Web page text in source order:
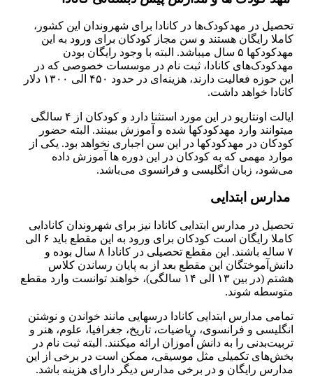
تحصیل در مهدکودک‌ها در کانادا برای شهروندان این کشور،
کاملا رایگان هستند و سن مجاز کودکان برای ورود به این
مهدکودک­ها ۵ سال می­باشد. البته با وجود رایگان بودن
مهدکودک‌های کانادا، ثبت نام در موسسات خصوصی که در
این حوزه فعالیت دارند، هزینه‌ای در حدود ۴۵۰ الی ۱۳۰۰ دلار
کانادا خواهد داشت.
ایالت اونتاریو در این مورد استثنا دارد و کودکان از ۴ سالگی
می­توانند وارد مهدکودک­ها شده و آموزش ببینند. البته حضور
کودکان در مهدکودک­ها در این سن اجباری نخواهد بود. یکی از
موارد مهمی که به کودکان در این دوره ها آموزش داده
می‌شود، زبان انگلیسی و فرانسوی می‌باشد.
مدارس ابتدایی
تحصیل در مدارس ابتدایی کانادا نیز برای شهروندان کانادایی
کاملا رایگان است کودکان برای ورود به این مقطع باید ۶ الی
۷ ساله باشند. این مقطع تحصیلی در کانادا ۸ سال بوده و
دانش‌آموختگان این مقطع بعد از به پایان رساندن کلاس
هشتم (در بین ۱۳ الی ۱۴ سالگی)، خواهند توانست وارد مقطع
متوسطه شوند.
تمامی مدارس ابتدایی کانادا درس­هایی مانند خواندن و نوشتن
انگلیسی و فرانسوی، ریاضیات، تاریخ، جغرافیا، علوم، هنر و
تربیت‌بدنی را به دانش آموزان ارائه می­کنند. البته ثبت نام در
بخش‌های تکمیلی مثل موسیقی، ممکن است در برخی از این
مدارس رایگان و در برخی مدارس دیگر دارای هزینه باشد.